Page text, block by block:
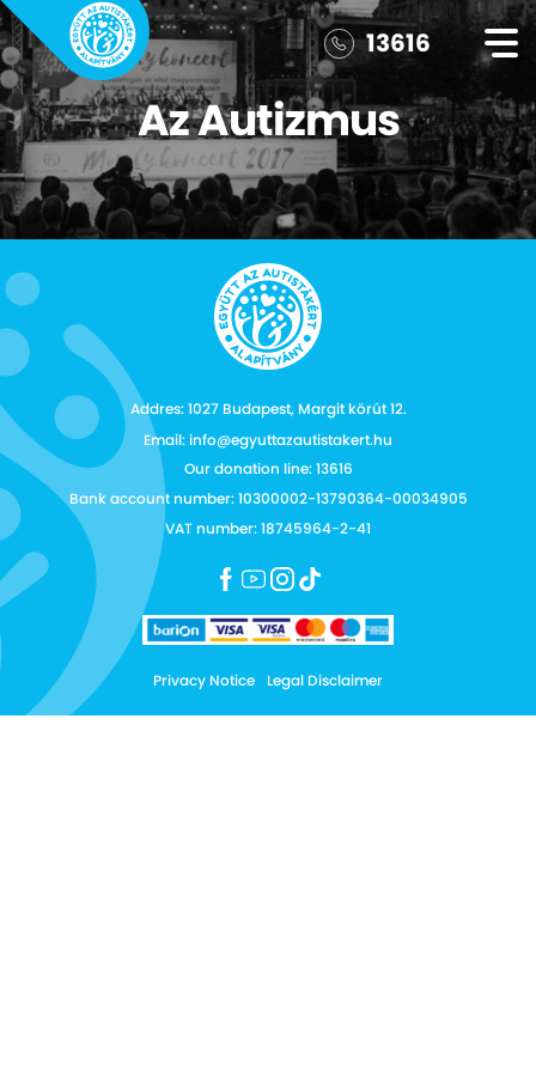
13616
Az Autizmus
Addres: 1027 Budapest, Margit körút 12.
Email: info@egyuttazautistakert.hu
Our donation line: 13616
Bank account number: 10300002-13790364-00034905
VAT number: 18745964-2-41
Privacy Notice Legal Disclaimer